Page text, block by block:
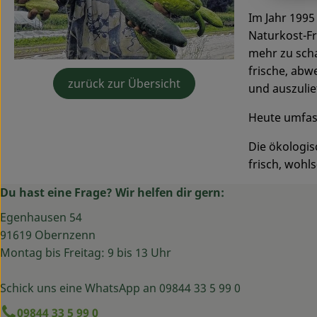
zurück zur Übersicht
Im Jahr
Naturkost-
mehr zu
frische,
und
Heute
Die
frisch,
Du hast eine Frage? Wir helfen dir gern:
Egenhausen 54
91619 Obernzenn
Montag bis Freitag: 9 bis 13 Uhr
Schick uns eine WhatsApp an 09844 33 5 99 0
09844 33 5 99 0